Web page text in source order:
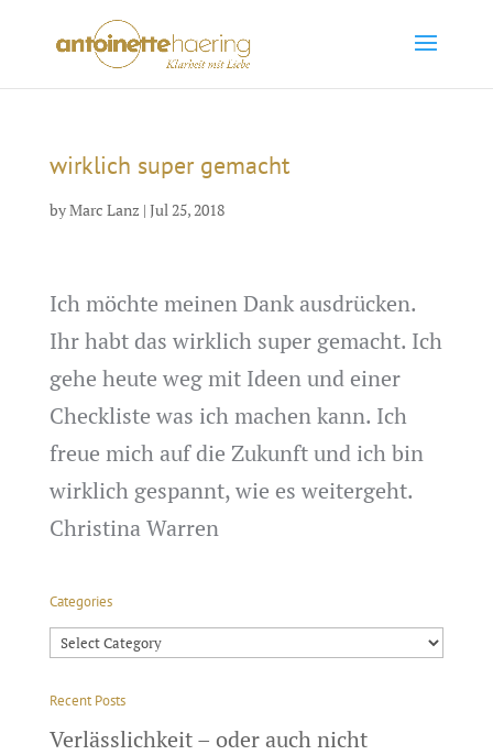
wirklich super gemacht
byMarc Lanz | Jul 25, 2018
Ich möchte meinen Dank ausdrücken.
Ihr habt das wirklich super gemacht. Ich
gehe heute weg mit Ideen und einer
Checkliste was ich machen kann. Ich
freue mich auf die Zukunft und ich bin
wirklich gespannt, wie es weitergeht.
Christina Warren
Categories
Categories
Recent Posts
Verlässlichkeit – oder auch nicht